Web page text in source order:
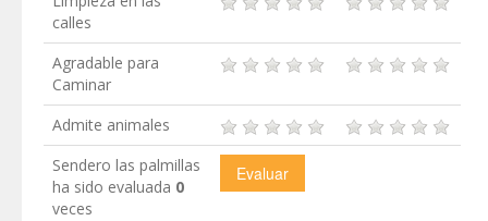
calles
Agradable para
Caminar
Admite animales
Sendero las palmillas
ha sido evaluada 0
veces